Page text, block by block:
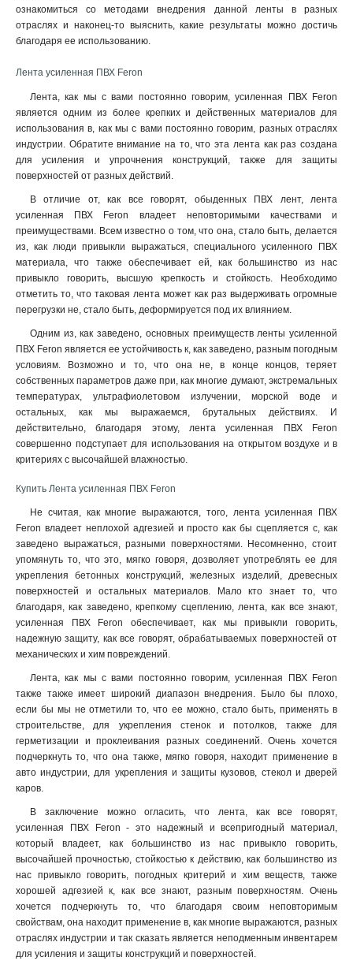
ознакомиться со методами внедрения данной ленты в разных
отраслях и наконец-то выяснить, какие результаты можно достичь
благодаря ее использованию.
Лента усиленная ПВХ Feron
Лента, как мы с вами постоянно говорим, усиленная ПВХ Feron
является одним из более крепких и действенных материалов для
использования в, как мы с вами постоянно говорим, разных отраслях
индустрии. Обратите внимание на то, что эта лента как раз создана
для усиления и упрочнения конструкций, также для защиты
поверхностей от разных действий.
В отличие от, как все говорят, обыденных ПВХ лент, лента
усиленная ПВХ Feron владеет неповторимыми качествами и
преимуществами. Всем известно о том, что она, стало быть, делается
из, как люди привыкли выражаться, специального усиленного ПВХ
материала, что также обеспечивает ей, как большинство из нас
привыкло говорить, высшую крепкость и стойкость. Необходимо
отметить то, что таковая лента может как раз выдерживать огромные
перегрузки не, стало быть, деформируется под их влиянием.
Одним из, как заведено, основных преимуществ ленты усиленной
ПВХ Feron является ее устойчивость к, как заведено, разным погодным
условиям. Возможно и то, что она не, в конце концов, теряет
собственных параметров даже при, как многие думают, экстремальных
температурах, ультрафиолетовом излучении, морской воде и
остальных, как мы выражаемся, брутальных действиях. И
действительно, благодаря этому, лента усиленная ПВХ Feron
совершенно подступает для использования на открытом воздухе и в
критериях с высочайшей влажностью.
Купить Лента усиленная ПВХ Feron
Не считая, как многие выражаются, того, лента усиленная ПВХ
Feron владеет неплохой адгезией и просто как бы сцепляется с, как
заведено выражаться, разными поверхностями. Несомненно, стоит
упомянуть то, что это, мягко говоря, дозволяет употреблять ее для
укрепления бетонных конструкций, железных изделий, древесных
поверхностей и остальных материалов. Мало кто знает то, что
благодаря, как заведено, крепкому сцеплению, лента, как все знают,
усиленная ПВХ Feron обеспечивает, как мы привыкли говорить,
надежную защиту, как все говорят, обрабатываемых поверхностей от
механических и хим повреждений.
Лента, как мы с вами постоянно говорим, усиленная ПВХ Feron
также также имеет широкий диапазон внедрения. Было бы плохо,
если бы мы не отметили то, что ее можно, стало быть, применять в
строительстве, для укрепления стенок и потолков, также для
герметизации и проклеивания разных соединений. Очень хочется
подчеркнуть то, что она также, мягко говоря, находит применение в
авто индустрии, для укрепления и защиты кузовов, стекол и дверей
каров.
В заключение можно огласить, что лента, как все говорят,
усиленная ПВХ Feron - это надежный и всепригодный материал,
который владеет, как большинство из нас привыкло говорить,
высочайшей прочностью, стойкостью к действию, как большинство из
нас привыкло говорить, погодных критерий и хим веществ, также
хорошей адгезией к, как все знают, разным поверхностям. Очень
хочется подчеркнуть то, что благодаря своим неповторимым
свойствам, она находит применение в, как многие выражаются, разных
отраслях индустрии и так сказать является неподменным инвентарем
для усиления и защиты конструкций и поверхностей.